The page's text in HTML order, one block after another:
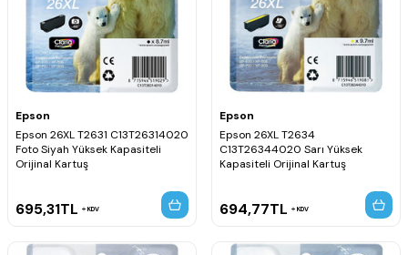
Epson
Epson 26XL T2631 C13T26314020
Foto Siyah Yüksek Kapasiteli
Orijinal Kartuş
695,31TL KDV
Epson
Epson 26XL T2634
C13T26344020 Sarı Yüksek
Kapasiteli Orijinal Kartuş
694,77TL KDV